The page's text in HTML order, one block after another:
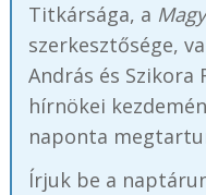
Titkársága, a
szerkesztősége,
András és Szikora
hírnökei
naponta
Írjuk be a